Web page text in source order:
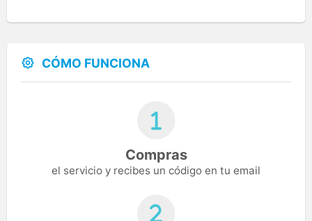
CÓMO FUNCIONA
Compras
el servicio y recibes un código en tu email